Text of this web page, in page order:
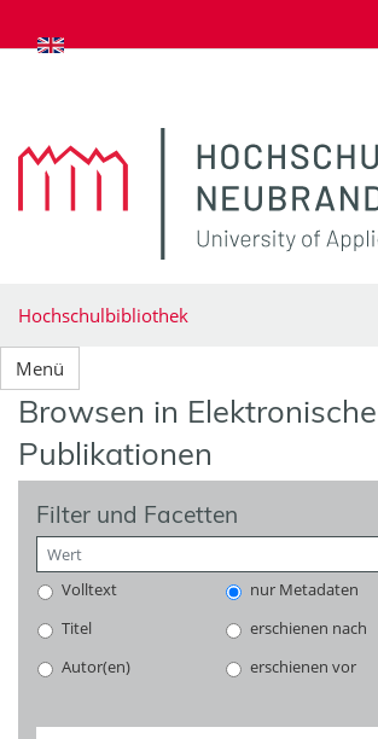
zum Inhalt springen
Hochschulbibliothek
Menü
Browsen in
Publikationen
Filter und Facetten
Volltext
nur Metadaten
Titel
erschienen nach
Autor(en)
erschienen vor